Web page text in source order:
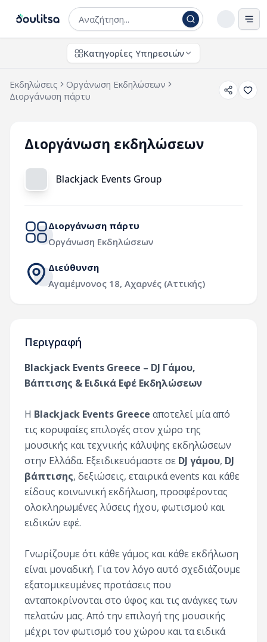
Κατηγορίες Υπηρεσιών
Εκδηλώσεις
Οργάνωση Εκδηλώσεων
Διοργάνωση πάρτυ
Διοργάνωση εκδηλώσεων
Blackjack Events Group
Διοργάνωση πάρτυ
Οργάνωση Εκδηλώσεων
Διεύθυνση
Αγαμέμνονος 18, Αχαρνές (Αττικής)
Περιγραφή
Blackjack Events Greece – DJ Γάμου,
Βάπτισης & Ειδικά Εφέ Εκδηλώσεων
Η Blackjack Events Greece αποτελεί μία από
τις κορυφαίες επιλογές στον χώρο της
μουσικής και τεχνικής κάλυψης εκδηλώσεων
στην Ελλάδα. Εξειδικευόμαστε σε DJ γάμου, DJ
βάπτισης, δεξιώσεις, εταιρικά events και κάθε
είδους κοινωνική εκδήλωση, προσφέροντας
ολοκληρωμένες λύσεις ήχου, φωτισμού και
ειδικών εφέ.
Γνωρίζουμε ότι κάθε γάμος και κάθε εκδήλωση
είναι μοναδική. Για τον λόγο αυτό σχεδιάζουμε
εξατομικευμένες προτάσεις που
ανταποκρίνονται στο ύφος και τις ανάγκες των
πελατών μας. Από την επιλογή της μουσικής
μέχρι τον φωτισμό του χώρου και τα ειδικά